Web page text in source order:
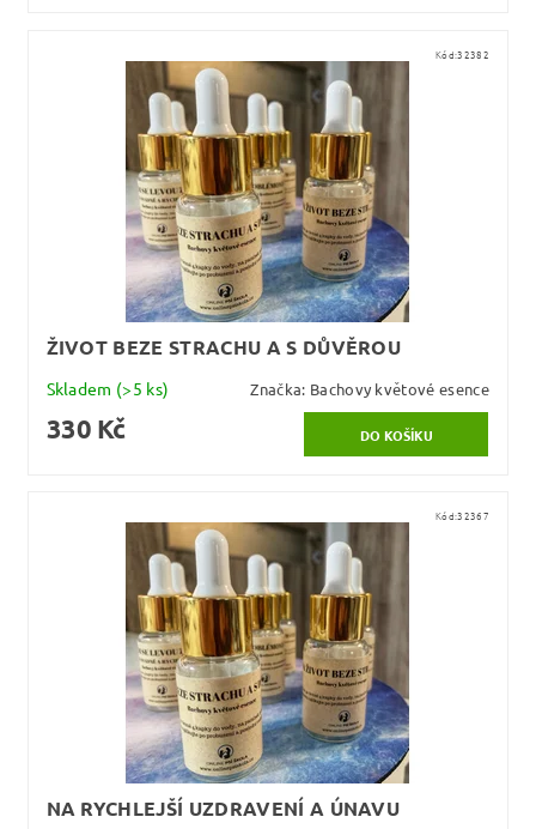
Kód:32382
ŽIVOT BEZE STRACHU A S DŮVĚROU
Skladem (>5 ks) Značka: Bachovy květové esence
330 Kč
Kód:32367
NA RYCHLEJŠÍ UZDRAVENÍ A ÚNAVU